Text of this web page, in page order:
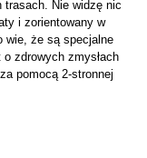
trasach. Nie widzę nic
i zorientowany w
wie, że są specjalne
zdrowych zmysłach
pomocą 2-stronnej